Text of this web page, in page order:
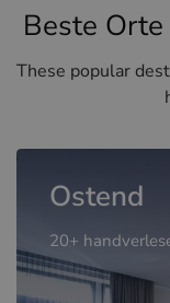
Beste
These popular
Ostend
20+